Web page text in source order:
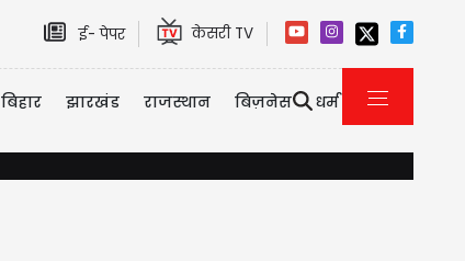
ई- पेपर केसरी TV
बिहार झारखंड राजस्थान बिज़नेस धर्म